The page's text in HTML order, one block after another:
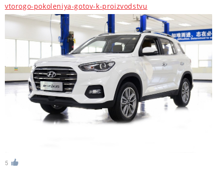
vtorogo-pokoleniya-gotov-k-proizvodstvu
5